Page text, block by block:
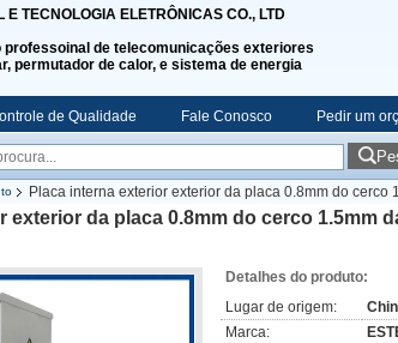
TECNOLOGIA ELETRÔNICAS CO., LTD
professoinal de telecomunicações exteriores
permutador de calor, e sistema de energia
de Qualidade Fale Conosco Pedir um
Placa interna exterior exterior da placa 0.8mm do cerco
exterior da placa 0.8mm do cerco 1.5mm
Detalhes do produto:
Lugar de origem:
Marca: